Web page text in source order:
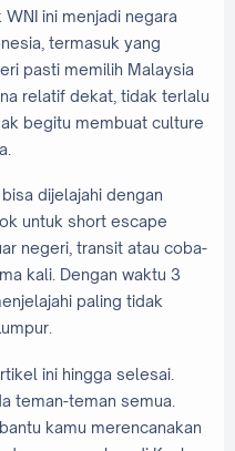
ini menjadi negara
termasuk yang
pasti memilih Malaysia
relatif dekat, tidak terlalu
begitu membuat culture
dijelajahi dengan
untuk short escape
negeri, transit atau coba-
kali. Dengan waktu 3
paling tidak
ini hingga selesai.
teman-teman semua.
kamu merencanakan